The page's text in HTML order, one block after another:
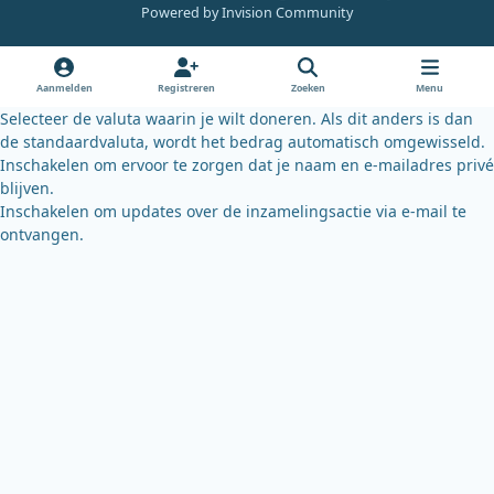
o
b
k
y
Powered byInvision Community
Aanmelden Registreren Zoeken Menu
Selecteer de valuta waarin je wilt doneren. Als dit anders is dan
de standaardvaluta, wordt het bedrag automatisch omgewisseld.
Inschakelen om ervoor te zorgen dat je naam en e-mailadres privé
blijven.
Inschakelen om updates over de inzamelingsactie via e-mail te
ontvangen.